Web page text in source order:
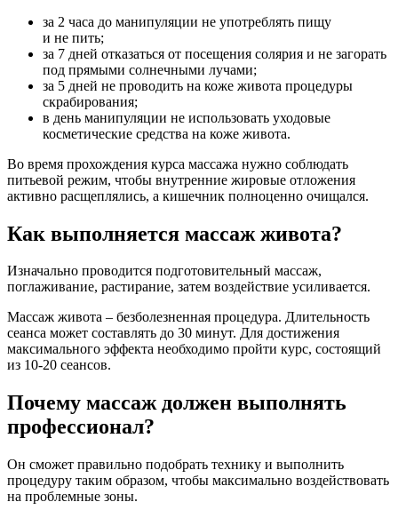
за 2 часа до манипуляции не употреблять пищу
и не пить;
за 7 дней отказаться от посещения солярия и не загорать
под прямыми солнечными лучами;
за 5 дней не проводить на коже живота процедуры
скрабирования;
в день манипуляции не использовать уходовые
косметические средства на коже живота.
Во время прохождения курса массажа нужно соблюдать
питьевой режим, чтобы внутренние жировые отложения
активно расщеплялись, а кишечник полноценно очищался.
Как выполняется массаж живота?
Изначально проводится подготовительный массаж,
поглаживание, растирание, затем воздействие усиливается.
Массаж живота – безболезненная процедура. Длительность
сеанса может составлять до 30 минут. Для достижения
максимального эффекта необходимо пройти курс, состоящий
из 10-20 сеансов.
Почему массаж должен выполнять
профессионал?
Он сможет правильно подобрать технику и выполнить
процедуру таким образом, чтобы максимально воздействовать
на проблемные зоны.